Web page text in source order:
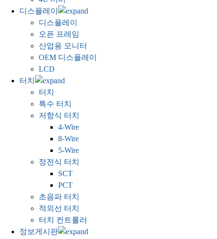
디스플레이
디스플레이
오픈 프레임
산업용 모니터
OEM 디스플레이
LCD
터치
터치
특수 터치
저항식 터치
4-Wire
8-Wire
5-Wire
정전식 터치
SCT
PCT
초음파 터치
적외선 터치
터치 컨트롤러
정보게시판